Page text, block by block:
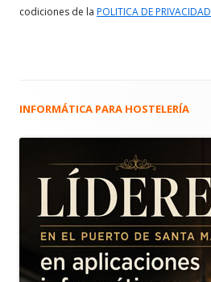
codiciones de la POLITICA DE PRIVACIDAD
Barra
principal
INFORMÁTICA PARA HOSTELERÍA